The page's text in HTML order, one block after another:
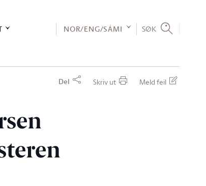
NOR/ENG/SÁMI SØK
Del Skriv ut Meld feil